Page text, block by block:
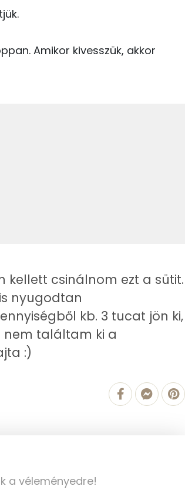
1 mg
17 mg
54 mg
Amikor kivesszük, akkor
kellett csinálnom ezt a sütit.
nyugodtan
kb. 3 tucat jön ki,
nem találtam ki a
:)
a véleményedre!